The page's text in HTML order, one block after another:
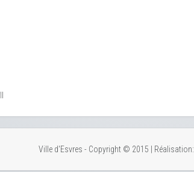
Ville d'Esvres - Copyright © 2015 | Réalisation: